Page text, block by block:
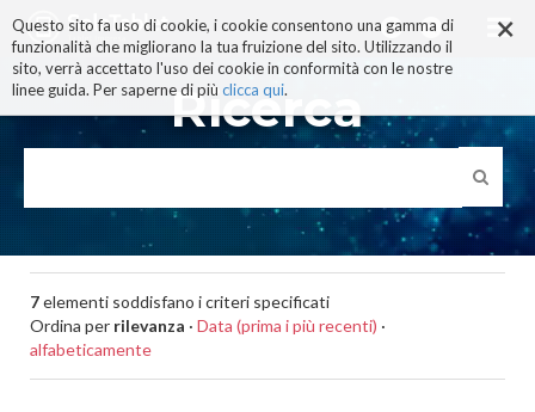
×
Questo sito fa uso di cookie, i cookie consentono una gamma di
funzionalità che migliorano la tua fruizione del sito. Utilizzando il
sito, verrà accettato l'uso dei cookie in conformità con le nostre
linee guida. Per saperne di più clicca qui.
ai
contenuti.
|
alla
navigazione
Ricerca
7elementi soddisfano i criteri specificati
Ordina per rilevanza · Data (prima i più recenti) ·
alfabeticamente